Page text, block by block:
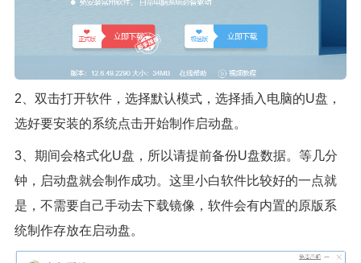
2、双击打开软件，选择默认模式，选择插入电脑的U盘，
选好要安装的系统点击开始制作启动盘。
3、期间会格式化U盘，所以请提前备份U盘数据。等几分
钟，启动盘就会制作成功。这里小白软件比较好的一点就
是，不需要自己手动去下载镜像，软件会有内置的原版系
统制作存放在启动盘。